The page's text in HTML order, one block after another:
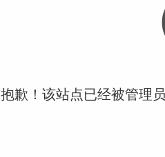
抱歉！该站点已经被管理